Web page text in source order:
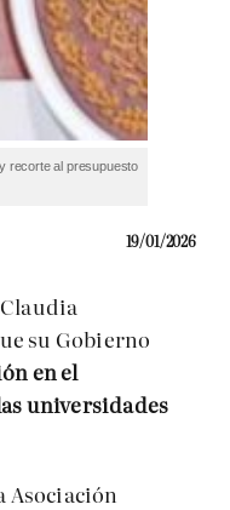
recorte al presupuesto
19/01/2026
su Gobierno
en el
universidades
Asociación